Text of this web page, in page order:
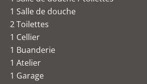
1 Salle de douche
2 Toilettes
1 Cellier
1 Buanderie
1 Atelier
1 Garage